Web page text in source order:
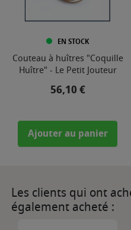
EN STOCK
Couteau à huîtres "Coquille
Huître" - Le Petit Jouteur
Prix
56,10 €
Ajouter au panier
Les clients qui ont
également acheté :